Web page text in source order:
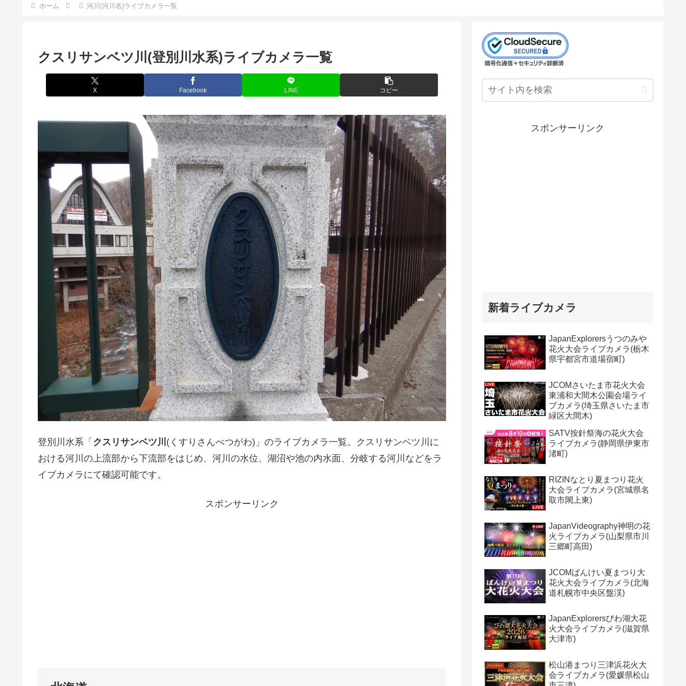
ホーム 河川(河川名)ライブカメラ一覧
クスリサンベツ川(登別川水系)ライブカメラ一覧
X Facebook LINE コピー
登別川水系「 クスリサンベツ川 (くすりさんべつがわ)」のライブカメラ一覧。クスリサンベツ川に
おける河川の上流部から下流部をはじめ、河川の水位、湖沼や池の内水面、分岐する河川などをラ
イブカメラにて確認可能です。
スポンサーリンク
スポンサーリンク
新着ライブカメラ
JapanExplorersうつのみや
花火大会ライブカメラ(栃木
県宇都宮市道場宿町)
JCOMさいたま市花火大会
東浦和大間木公園会場ライ
ブカメラ(埼玉県さいたま市
緑区大間木)
SATV按針祭海の花火大会
ライブカメラ(静岡県伊東市
渚町)
RIZINなとり夏まつり花火
大会ライブカメラ(宮城県名
取市閖上東)
JapanVideography神明の花
火ライブカメラ(山梨県市川
三郷町高田)
JCOMばんけい夏まつり大
花火大会ライブカメラ(北海
道札幌市中央区盤渓)
JapanExplorersびわ湖大花
火大会ライブカメラ(滋賀県
大津市)
松山港まつり三津浜花火大
会ライブカメラ(愛媛県松山